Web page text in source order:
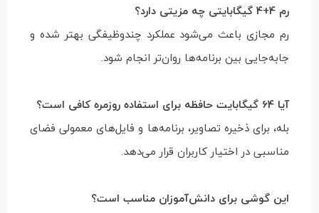
رم 4+4 گیگابایتی چه مزیتی دارد؟
رم مجازی باعث می‌شود عملکرد چندوظیفگی بهتر شده و
جابه‌جایی بین برنامه‌ها روان‌تر انجام شود.
آیا 64 گیگابایت حافظه برای استفاده روزمره کافی است؟
بله، برای ذخیره تصاویر، برنامه‌ها و فایل‌های معمولی فضای
مناسبی در اختیار کاربران قرار می‌دهد.
این گوشی برای دانش‌آموزان مناسب است؟